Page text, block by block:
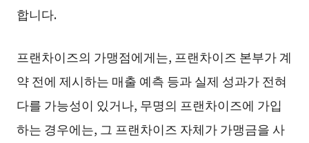
합니다.
프랜차이즈의 가맹점에게는, 프랜차이즈 본부가 계
약 전에 제시하는 매출 예측 등과 실제 성과가 전혀
다를 가능성이 있거나, 무명의 프랜차이즈에 가입
하는 경우에는, 그 프랜차이즈 자체가 가맹금을 사